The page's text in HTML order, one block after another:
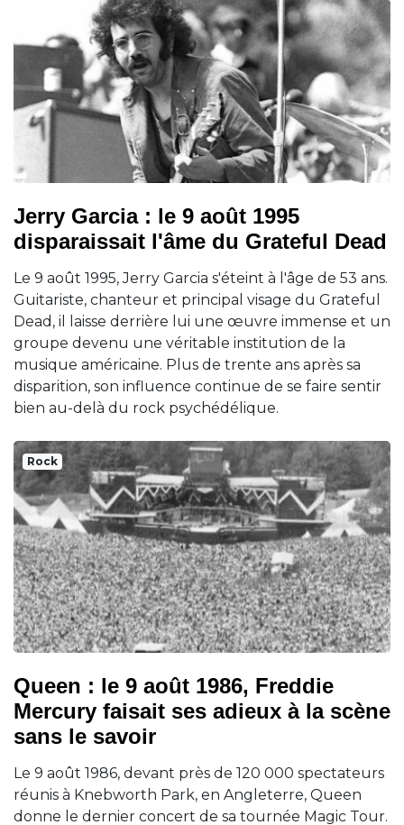
Jerry Garcia : le 9 août 1995
disparaissait l'âme du Grateful Dead
Le 9 août 1995, Jerry Garcia s'éteint à l'âge de 53 ans.
Guitariste, chanteur et principal visage du Grateful
Dead, il laisse derrière lui une œuvre immense et un
groupe devenu une véritable institution de la
musique américaine. Plus de trente ans après sa
disparition, son influence continue de se faire sentir
bien au-delà du rock psychédélique.
Rock
Queen : le 9 août 1986, Freddie
Mercury faisait ses adieux à la scène
sans le savoir
Le 9 août 1986, devant près de 120 000 spectateurs
réunis à Knebworth Park, en Angleterre, Queen
donne le dernier concert de sa tournée Magic Tour.